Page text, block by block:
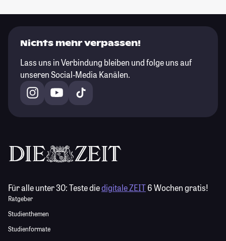
Nichts mehr verpassen!
Lass uns in Verbindung bleiben und folge uns auf
unseren Social-Media Kanälen.
Für alle unter 30:Teste diedigitale ZEIT6 Wochen gratis!
Ratgeber
Studienthemen
Studienformate